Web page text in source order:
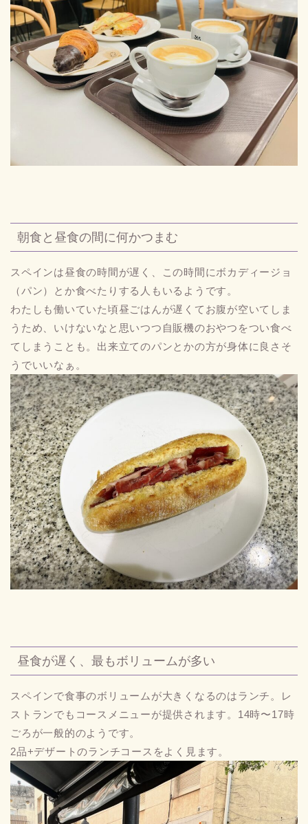
朝食と昼食の間に何かつまむ
スペインは昼食の時間が遅く、この時間にボカディージョ
（パン）とか食べたりする人もいるようです。
わたしも働いていた頃昼ごはんが遅くてお腹が空いてしま
うため、いけないなと思いつつ自販機のおやつをつい食べ
てしまうことも。出来立てのパンとかの方が身体に良さそ
うでいいなぁ。
昼食が遅く、最もボリュームが多い
スペインで食事のボリュームが大きくなるのはランチ。レ
ストランでもコースメニューが提供されます。14時〜17時
ごろが一般的のようです。
2品+デザートのランチコースをよく見ます。